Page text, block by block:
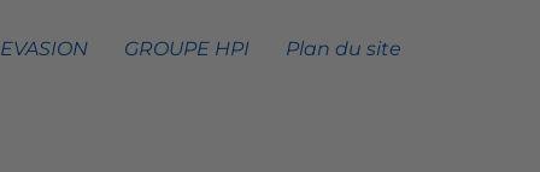
GROUPE HPI Plan du site